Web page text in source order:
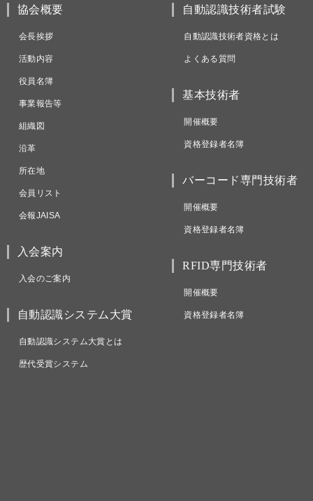
協会概要
会長挨拶
活動内容
役員名簿
事業報告等
組織図
沿革
所在地
会員リスト
会報JAISA
入会案内
入会のご案内
自動認識システム大賞
自動認識システム大賞とは
歴代受賞システム
自動認識技術者試験
自動認識技術者資格とは
よくある質問
基本技術者
開催概要
資格登録者名簿
バーコード専門技術者
開催概要
資格登録者名簿
RFID専門技術者
開催概要
資格登録者名簿